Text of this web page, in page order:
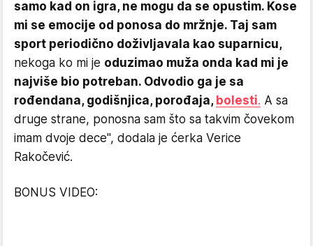
samo kad on igra, ne mogu da se opustim. Kose
mi se emocije od ponosa do mržnje. Taj sam
sport periodično doživljavala kao suparnicu,
nekoga ko mi je oduzimao muža onda kad mi je
najviše bio potreban. Odvodio ga je sa
rođendana, godišnjica, porođaja, bolesti. A sa
druge strane, ponosna sam što sa takvim čovekom
imam dvoje dece", dodala je ćerka Verice
Rakočević.
BONUS VIDEO: